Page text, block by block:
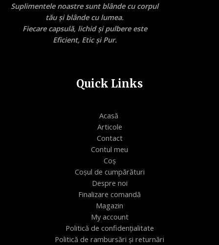
Suplimentele noastre sunt blânde cu corpul
tău și blânde cu lumea.
Fiecare capsulă, lichid și pulbere este
Eficient, Etic și Pur.
Quick Links
Acasă
Articole
Contact
Contul meu
Coș
Coșul de cumpărături
Despre noi
Finalizare comandă
Magazin
My account
Politică de confidențialitate
Politică de rambursări și returnări